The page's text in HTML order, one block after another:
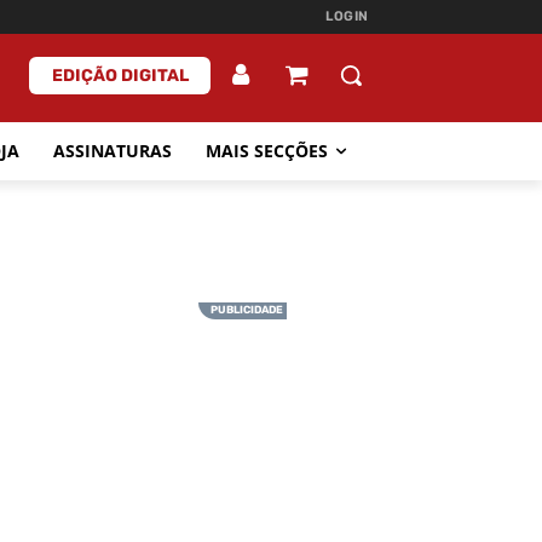
LOGIN
EDIÇÃO DIGITAL
ASSINATURAS MAIS SECÇÕES